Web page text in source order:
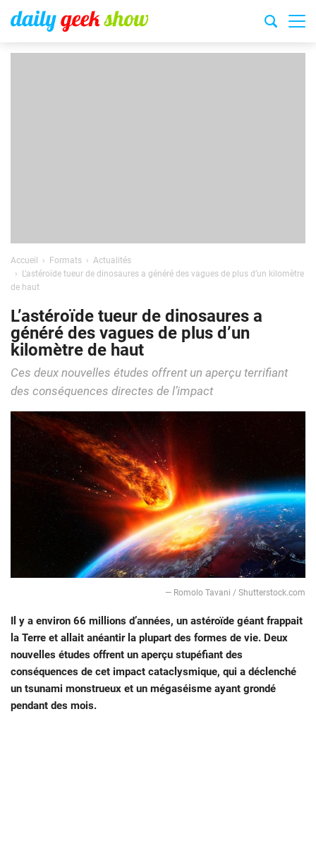
Accueil Formats
Actualités
L’astéroïde tueur de dinosaures a généré des vagues de plus d’un kilomètre
de haut
L’astéroïde tueur de dinosaures a
généré des vagues de plus d’un
kilomètre de haut
Ces deux nouvelles études offrent un aperçu terrifiant
des conséquences directes de l’impact
— Romolo Tavani / Shutterstock.com
Il y a environ 66 millions d’années, un astéroïde géant frappait
la Terre et allait anéantir la plupart des formes de vie. Deux
nouvelles études offrent un aperçu stupéfiant des
conséquences de cet impact cataclysmique, qui a déclenché
un tsunami monstrueux et un mégaséisme ayant grondé
pendant des mois.